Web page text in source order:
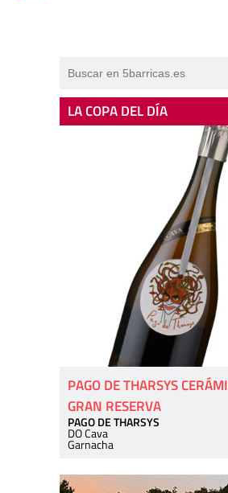
LA COPA DEL DÍA
PAGO DE THARSYS
GRAN RESERVA
PAGO DE THARSYS
DO Cava
Garnacha